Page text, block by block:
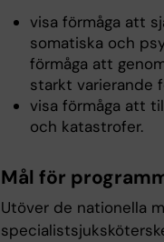
visa förmåga att
somatiska och
förmåga att
starkt varierande
visa förmåga att
och katastrofer.
Mål för
Utöver de nationella